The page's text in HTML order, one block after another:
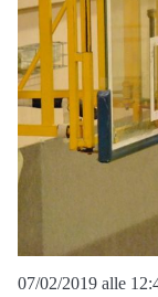
07/02/2019 alle